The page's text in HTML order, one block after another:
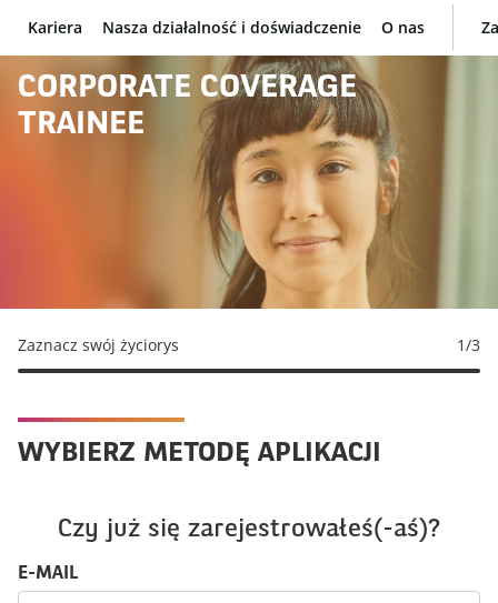
BNP Paribas
Kariera Nasza działalność i doświadczenie O nas
CORPORATE COVERAGE
TRAINEE
Zaznacz swój życiorys 1/3
WYBIERZ METODĘ APLIKACJI
Czy już się zarejestrowałeś(-aś)?
Login: użytkownik i hasło
E-MAIL